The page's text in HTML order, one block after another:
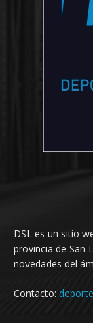
DSL es un sitio
provincia de San
novedades del
Contacto: